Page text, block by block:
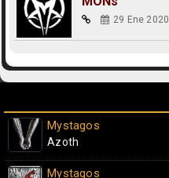
29 Ene 2020
Mystagos
Azoth
Mystagos